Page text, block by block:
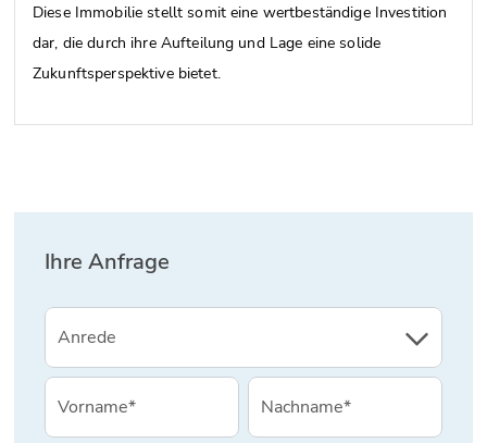
Diese Immobilie stellt somit eine wertbeständige Investition
dar, die durch ihre Aufteilung und Lage eine solide
Zukunftsperspektive bietet.
Ihre Anfrage